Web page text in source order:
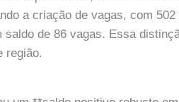
a criação de vagas, com
de 86 vagas. Essa
região.